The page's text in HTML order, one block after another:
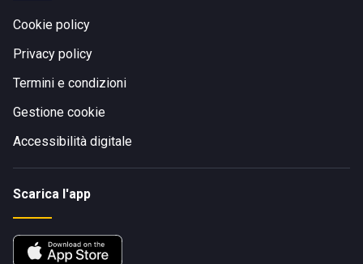
Cookie policy
Privacy policy
Termini e condizioni
Gestione cookie
Accessibilità digitale
Scarica l'app